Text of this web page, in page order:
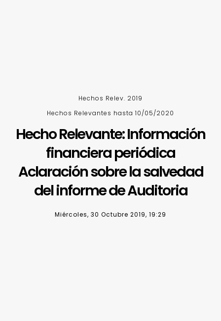
Hechos Relev. 2019
Hechos Relevantes hasta 10/05/2020
Hecho Relevante: Información
financiera periódica
Aclaración sobre la salvedad
del informe de Auditoria
Miércoles, 30 Octubre 2019, 19:29